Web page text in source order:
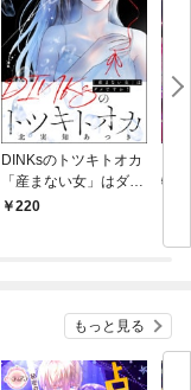
DINKsのトツキトオカ
「産まない女」はダメ
ですか？（分冊版）
220
物
話】
もっと見る